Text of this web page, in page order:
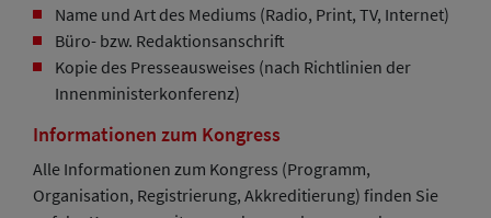
Name und Art des Mediums (Radio, Print, TV, Internet)
Büro- bzw. Redaktionsanschrift
Kopie des Presseausweises (nach Richtlinien der
Innenministerkonferenz)
Informationen zum Kongress
Alle Informationen zum Kongress (Programm,
Organisation, Registrierung, Akkreditierung) finden Sie